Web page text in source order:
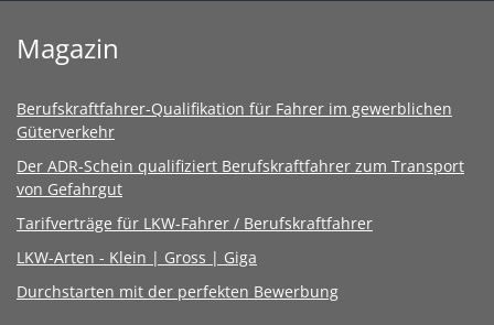
Magazin
Berufskraftfahrer-Qualifikation für Fahrer im gewerblichen
Güterverkehr
Der ADR-Schein qualifiziert Berufskraftfahrer zum Transport
von Gefahrgut
Tarifverträge für LKW-Fahrer / Berufskraftfahrer
LKW-Arten - Klein | Gross | Giga
Durchstarten mit der perfekten Bewerbung